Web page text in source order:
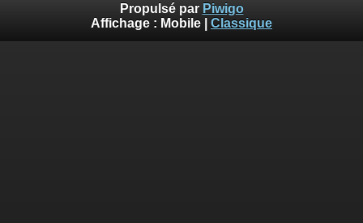
Propulsé par Piwigo
Affichage : Mobile Classique